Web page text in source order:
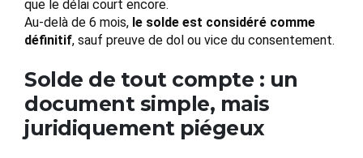
que le délai court encore.
Au-delà de 6 mois, le solde est considéré comme
définitif, sauf preuve de dol ou vice du consentement.
Solde de tout compte : un
document simple, mais
juridiquement piégeux